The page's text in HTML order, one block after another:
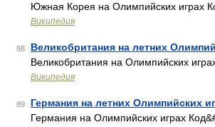
Южная Корея на Олимпийских играх
Википедия
88 Великобритания на летних
Великобритания на Олимпийских
Википедия
89 Германия на летних Олимпийских
Германия на Олимпийских играх